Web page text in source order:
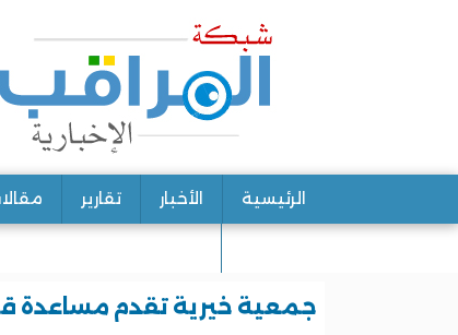
الرئيسية الأخبار تقارير
جمعية خيرية تقدم مساعدة